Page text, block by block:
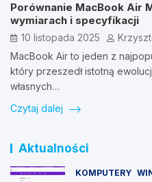
Porównanie MacBook Air
wymiarach i specyfikacji
10 listopada 2025
MacBook Air to jeden z
który przeszedł istotną
własnych…
Czytaj dalej
Aktualności
KOMPUTERY